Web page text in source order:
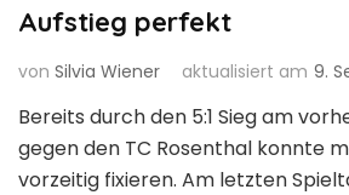
Aufstieg perfekt
von Silvia Wiener aktualisiert am 9.
Bereits durch den 5:1 Sieg am
gegen den TC Rosenthal konnte
vorzeitig fixieren. Am letzten